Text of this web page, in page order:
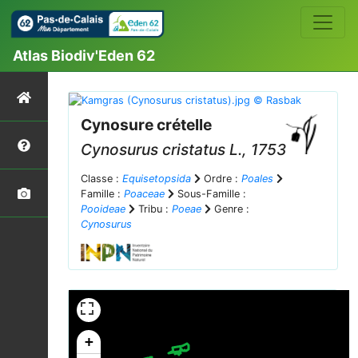
Atlas Biodiv'Eden 62
Cynosure crételle
Cynosurus cristatus L., 1753
Classe : Equisetopsida Ordre : Poales
Famille : Poaceae
Sous-Famille :
Pooideae
Tribu : Poeae
Genre :
Cynosurus
+